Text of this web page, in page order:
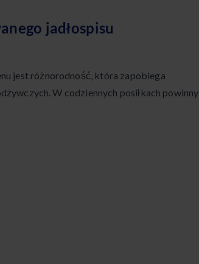
jadłospisu
jest różnorodność, która zapobiega
W codziennych posiłkach powinny